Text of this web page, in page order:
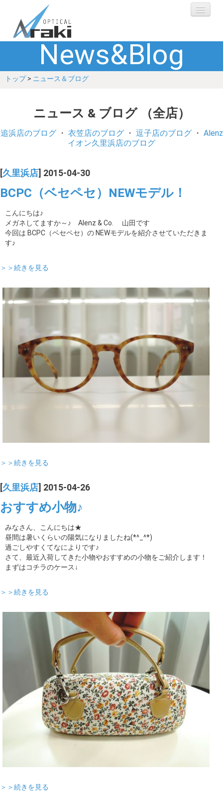
選ばれる理由
ブランド
補聴器
お客さまの声
ギャラリー
ブログ
News&Blog
トップ> ニュース＆ブログ
ニュース & ブログ （全店）
追浜店のブログ・ 衣笠店のブログ・ 逗子店のブログ・ Alenz
イオン久里浜店のブログ
久里浜店 ] 2015-04-30
BCPC（ベセペセ）NEWモデル！
こんにちは♪
メガネしてますか～♪ Alenz & Co. 山田です
今回は BCPC（ベセペセ）の NEWモデルを紹介させていただきま
す♪
＞＞続きを見る
＞＞続きを見る
久里浜店 ] 2015-04-26
おすすめ小物♪
みなさん、こんにちは★
昼間は暑いくらいの陽気になりましたね(*^_^*)
過ごしやすくてなによりです♪
さて、最近入荷してきた小物やおすすめの小物をご紹介します！
まずはコチラのケース↓
＞＞続きを見る
＞＞続きを見る